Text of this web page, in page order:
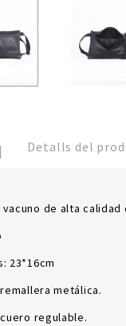
Detalls del
vacuno de alta
23*16cm
metálica.
regulable.